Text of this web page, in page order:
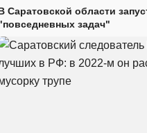
Саратовской области
задач"